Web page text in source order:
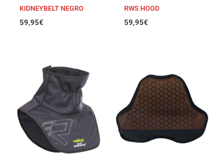
KIDNEYBELT NEGRO
59,95€
RWS HOOD
59,95€